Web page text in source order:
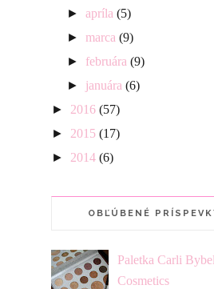
►apríla (5)
► marca (9)
► februára (9)
► januára (6)
► 2016 (57)
► 2015 (17)
► 2014 (6)
OBĽÚBENÉ
Paletka Carli
Cosmetics